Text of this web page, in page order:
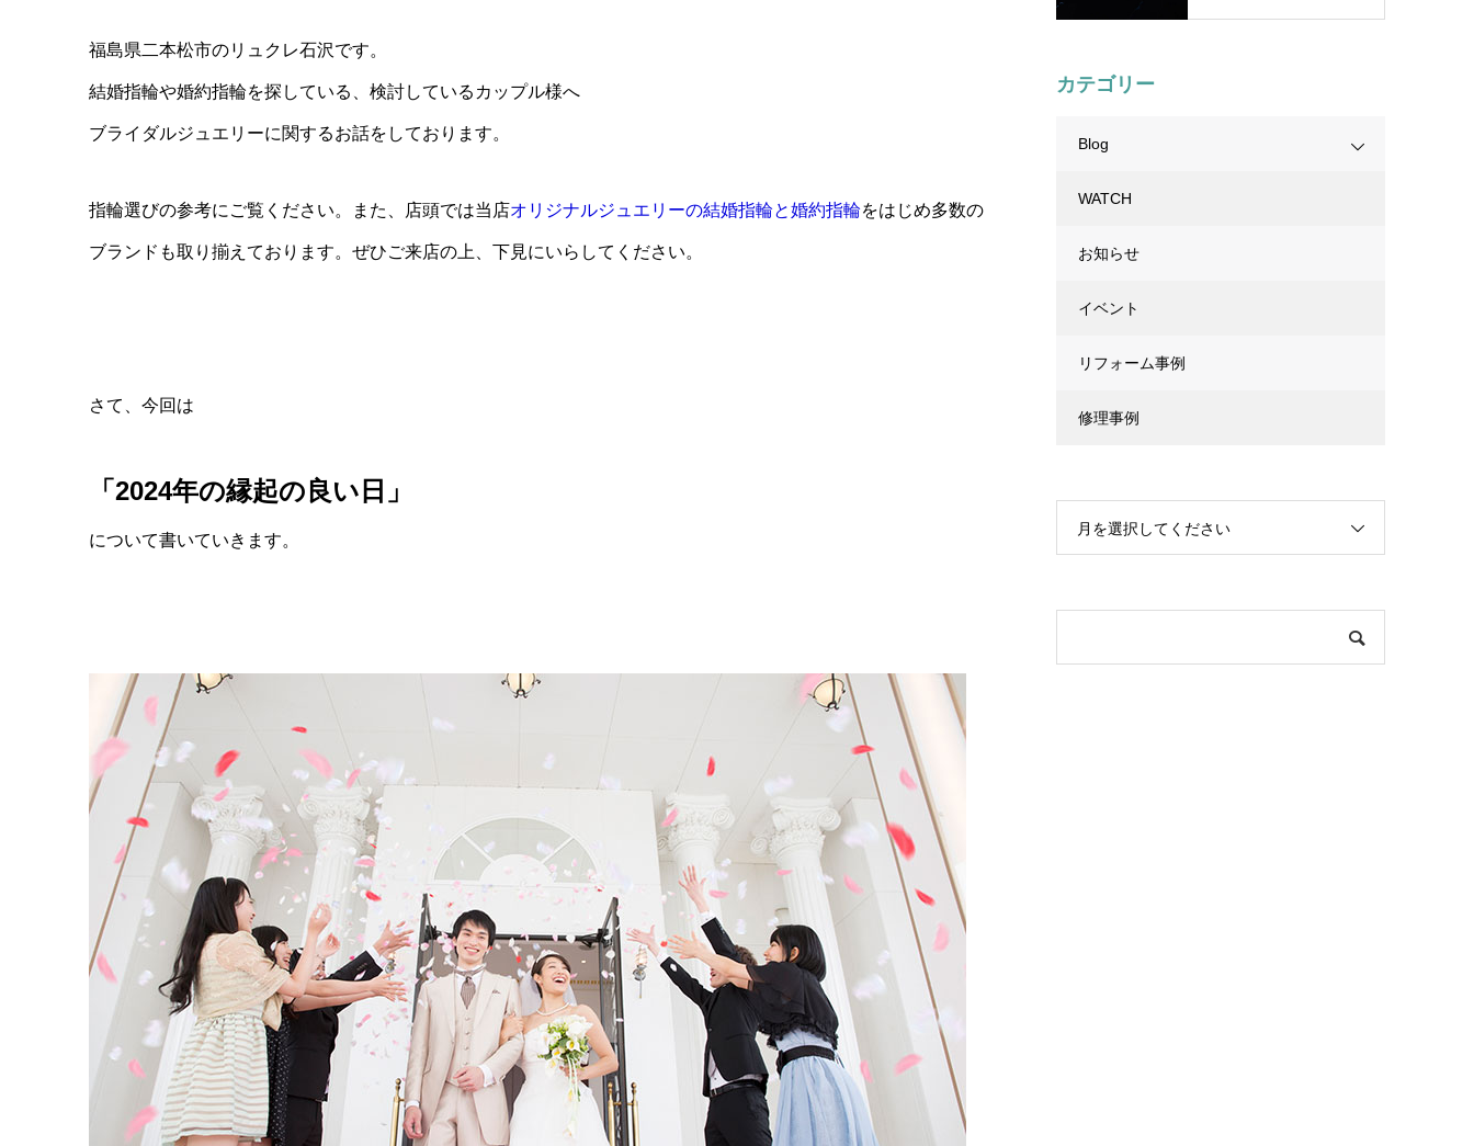
福島県二本松市のリュクレ石沢です。
結婚指輪や婚約指輪を探している、検討しているカップル様へ
ブライダルジュエリーに関するお話をしております。
指輪選びの参考にご覧ください。また、店頭では当店オリジナルジュエリーの結婚指輪と婚約指輪をはじめ多数の
ブランドも取り揃えております。ぜひご来店の上、下見にいらしてください。
さて、今回は
「2024年の縁起の良い日」
について書いていきます。
カテゴリー
Blog
WATCH
お知らせ
イベント
リフォーム事例
修理事例
月を選択してください